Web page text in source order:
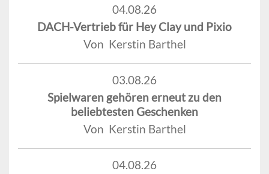
04.08.26
DACH-Vertrieb für Hey Clay und Pixio
Von Kerstin Barthel
03.08.26
Spielwaren gehören erneut zu den
beliebtesten Geschenken
Von Kerstin Barthel
04.08.26